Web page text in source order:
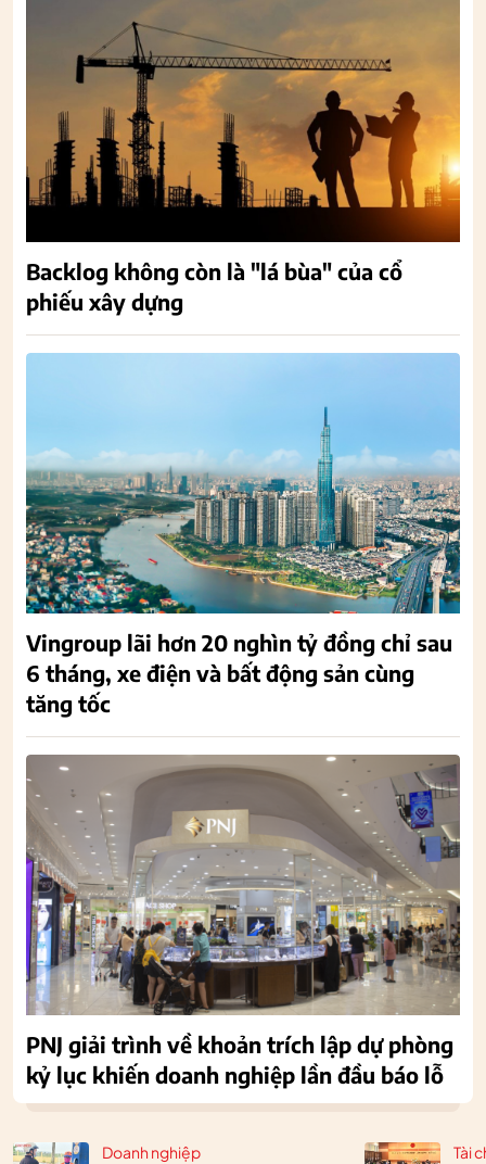
Doanh nghiệp Tài
Backlog không còn là "lá bùa" của cổ
phiếu xây dựng
Vingroup lãi hơn 20 nghìn tỷ đồng chỉ sau
6 tháng, xe điện và bất động sản cùng
tăng tốc
PNJ giải trình về khoản trích lập dự phòng
kỷ lục khiến doanh nghiệp lần đầu báo lỗ